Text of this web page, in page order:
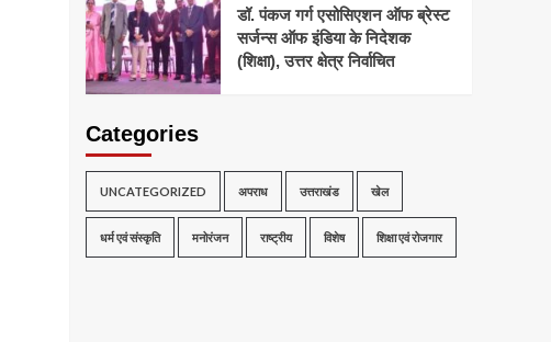
डॉ. पंकज गर्ग एसोसिएशन ऑफ ब्रेस्ट
सर्जन्स ऑफ इंडिया के निदेशक
(शिक्षा), उत्तर क्षेत्र निर्वाचित
Categories
UNCATEGORIZED अपराध उत्तराखंड खेल
धर्म एवं संस्कृति मनोरंजन राष्ट्रीय विशेष शिक्षा एवं रोजगार